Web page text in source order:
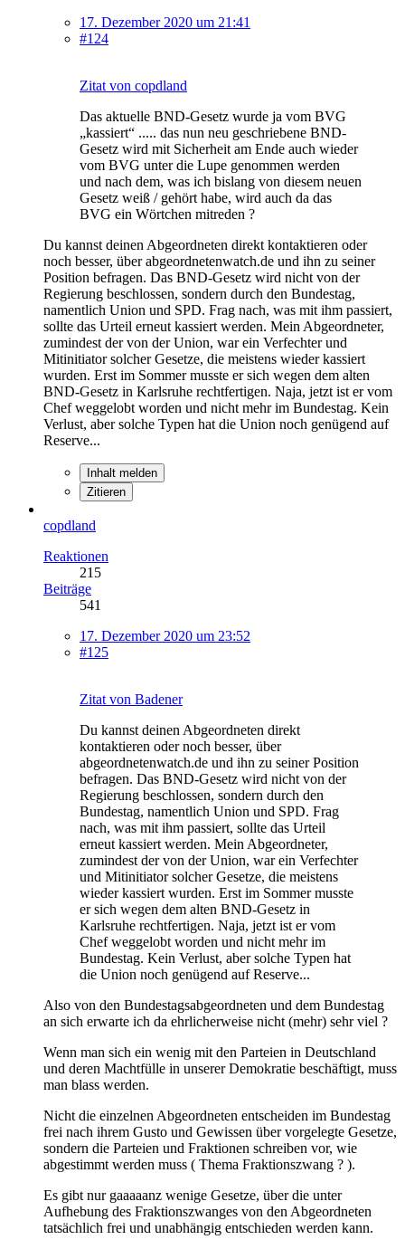
17. Dezember 2020 um 21:41
#124
Zitat von copdland
Das aktuelle BND-Gesetz wurde ja vom BVG
„kassiert“ ..... das nun neu geschriebene BND-
Gesetz wird mit Sicherheit am Ende auch wieder
vom BVG unter die Lupe genommen werden
und nach dem, was ich bislang von diesem neuen
Gesetz weiß / gehört habe, wird auch da das
BVG ein Wörtchen mitreden ?
Du kannst deinen Abgeordneten direkt kontaktieren oder
noch besser, über abgeordnetenwatch.de und ihn zu seiner
Position befragen. Das BND-Gesetz wird nicht von der
Regierung beschlossen, sondern durch den Bundestag,
namentlich Union und SPD. Frag nach, was mit ihm passiert,
sollte das Urteil erneut kassiert werden. Mein Abgeordneter,
zumindest der von der Union, war ein Verfechter und
Mitinitiator solcher Gesetze, die meistens wieder kassiert
wurden. Erst im Sommer musste er sich wegen dem alten
BND-Gesetz in Karlsruhe rechtfertigen. Naja, jetzt ist er vom
Chef weggelobt worden und nicht mehr im Bundestag. Kein
Verlust, aber solche Typen hat die Union noch genügend auf
Reserve...
Inhalt melden
Zitieren
copdland
Reaktionen
215
Beiträge
541
17. Dezember 2020 um 23:52
#125
Zitat von Badener
Du kannst deinen Abgeordneten direkt
kontaktieren oder noch besser, über
abgeordnetenwatch.de und ihn zu seiner Position
befragen. Das BND-Gesetz wird nicht von der
Regierung beschlossen, sondern durch den
Bundestag, namentlich Union und SPD. Frag
nach, was mit ihm passiert, sollte das Urteil
erneut kassiert werden. Mein Abgeordneter,
zumindest der von der Union, war ein Verfechter
und Mitinitiator solcher Gesetze, die meistens
wieder kassiert wurden. Erst im Sommer musste
er sich wegen dem alten BND-Gesetz in
Karlsruhe rechtfertigen. Naja, jetzt ist er vom
Chef weggelobt worden und nicht mehr im
Bundestag. Kein Verlust, aber solche Typen hat
die Union noch genügend auf Reserve...
Also von den Bundestagsabgeordneten und dem Bundestag
an sich erwarte ich da ehrlicherweise nicht (mehr) sehr viel ?
Wenn man sich ein wenig mit den Parteien in Deutschland
und deren Machtfülle in unserer Demokratie beschäftigt, muss
man blass werden.
Nicht die einzelnen Abgeordneten entscheiden im Bundestag
frei nach ihrem Gusto und Gewissen über vorgelegte Gesetze,
sondern die Parteien und Fraktionen schreiben vor, wie
abgestimmt werden muss ( Thema Fraktionszwang ? ).
Es gibt nur gaaaaanz wenige Gesetze, über die unter
Aufhebung des Fraktionszwanges von den Abgeordneten
tatsächlich frei und unabhängig entschieden werden kann.